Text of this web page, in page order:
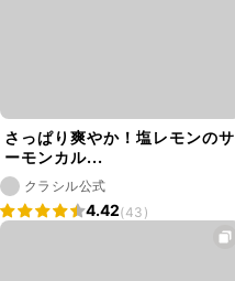
さっぱり爽やか！塩レモンのサ
ーモンカル...
クラシル公式
4.42(43)